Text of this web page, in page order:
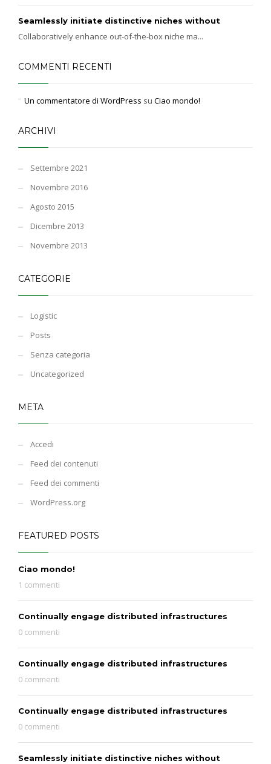
Seamlessly initiate distinctive niches without
Collaboratively enhance out-of-the-box niche ma...
COMMENTI RECENTI
Un commentatore di WordPress su Ciao mondo!
ARCHIVI
Settembre 2021
Novembre 2016
Agosto 2015
Dicembre 2013
Novembre 2013
CATEGORIE
Logistic
Posts
Senza categoria
Uncategorized
META
Accedi
Feed dei contenuti
Feed dei commenti
WordPress.org
FEATURED POSTS
Ciao mondo!
1 commenti
Continually engage distributed infrastructures
0 commenti
Continually engage distributed infrastructures
0 commenti
Continually engage distributed infrastructures
0 commenti
Seamlessly initiate distinctive niches without